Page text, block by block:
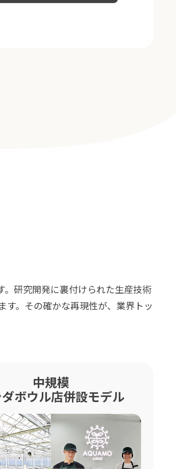
研究開発に裏付けられた生産技術
す。その確かな再現性が、業界トッ
中規模
ボウル店併設モデル